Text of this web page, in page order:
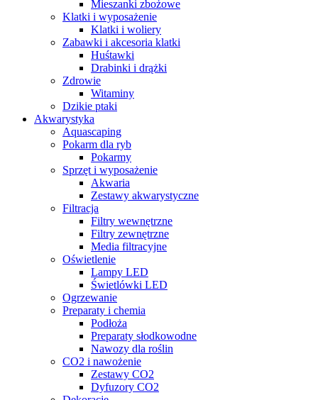
Mieszanki zbożowe
Klatki i wyposażenie
Klatki i woliery
Zabawki i akcesoria klatki
Huśtawki
Drabinki i drążki
Zdrowie
Witaminy
Dzikie ptaki
Akwarystyka
Aquascaping
Pokarm dla ryb
Pokarmy
Sprzęt i wyposażenie
Akwaria
Zestawy akwarystyczne
Filtracja
Filtry wewnętrzne
Filtry zewnętrzne
Media filtracyjne
Oświetlenie
Lampy LED
Świetlówki LED
Ogrzewanie
Preparaty i chemia
Podłoża
Preparaty słodkowodne
Nawozy dla roślin
CO2 i nawożenie
Zestawy CO2
Dyfuzory CO2